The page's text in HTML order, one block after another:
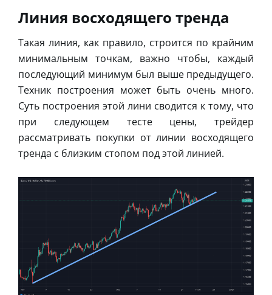
Линия восходящего тренда
Такая линия, как правило, строится по крайним
минимальным точкам, важно чтобы, каждый
последующий минимум был выше предыдущего.
Техник построения может быть очень много.
Суть построения этой лини сводится к тому, что
при следующем тесте цены, трейдер
рассматривать покупки от линии восходящего
тренда с близким стопом под этой линией.